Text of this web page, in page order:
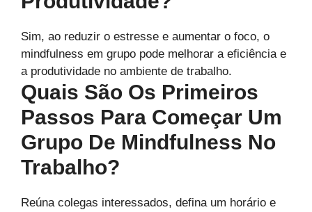
Sim, ao reduzir o estresse e aumentar o foco, o
mindfulness em grupo pode melhorar a eficiência e
a produtividade no ambiente de trabalho.
Quais São Os Primeiros
Passos Para Começar Um
Grupo De Mindfulness No
Trabalho?
Reúna colegas interessados, defina um horário e